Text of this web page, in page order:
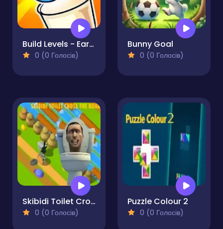
Build Levels - Earn Money!
0 (0 Голосів)
Bunny Goal
0 (0 Голосів)
Skibidi Toilet Cross The Road
0 (0 Голосів)
Puzzle Colour 2
0 (0 Голосів)